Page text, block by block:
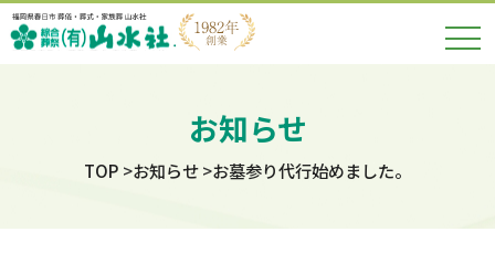
お知らせ
TOP お知らせ お墓参り代行始めました。